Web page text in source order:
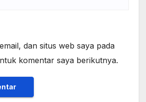
dan situs web saya pada
komentar saya berikutnya.